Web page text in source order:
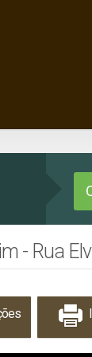
- Rua